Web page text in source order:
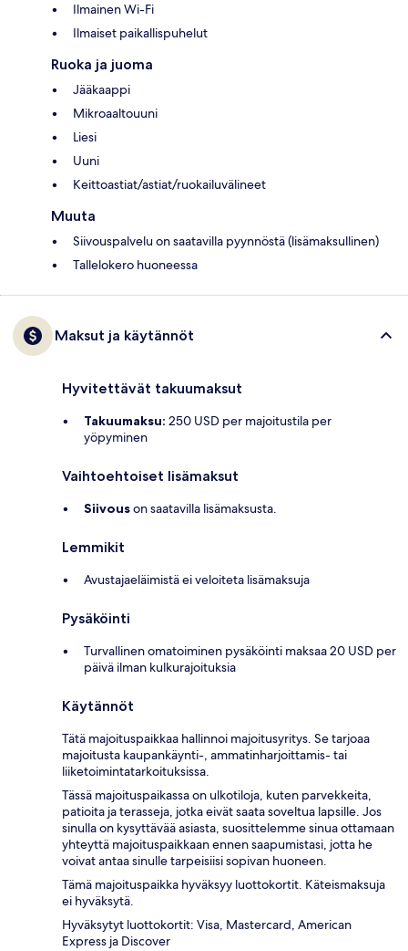
Ilmainen Wi-Fi
Ilmaiset paikallispuhelut
Ruoka ja juoma
Jääkaappi
Mikroaaltouuni
Liesi
Uuni
Keittoastiat/astiat/ruokailuvälineet
Muuta
Siivouspalvelu on saatavilla pyynnöstä (lisämaksullinen)
Tallelokero huoneessa
Maksut ja käytännöt
Hyvitettävät takuumaksut
Takuumaksu: 250 USD per majoitustila per
yöpyminen
Vaihtoehtoiset lisämaksut
Siivouson saatavilla lisämaksusta.
Lemmikit
Avustajaeläimistä ei veloiteta lisämaksuja
Pysäköinti
Turvallinen omatoiminen pysäköinti maksaa 20 USD per
päivä ilman kulkurajoituksia
Käytännöt
Tätä majoituspaikkaa hallinnoi majoitusyritys. Se tarjoaa
majoitusta kaupankäynti-, ammatinharjoittamis- tai
liiketoimintatarkoituksissa.
Tässä majoituspaikassa on ulkotiloja, kuten parvekkeita,
patioita ja terasseja, jotka eivät saata soveltua lapsille. Jos
sinulla on kysyttävää asiasta, suosittelemme sinua ottamaan
yhteyttä majoituspaikkaan ennen saapumistasi, jotta he
voivat antaa sinulle tarpeisiisi sopivan huoneen.
Tämä majoituspaikka hyväksyy luottokortit. Käteismaksuja
ei hyväksytä.
Hyväksytyt luottokortit: Visa, Mastercard, American
Express ja Discover